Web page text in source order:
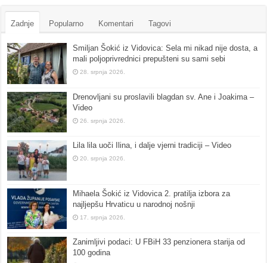
Zadnje Popularno Komentari Tagovi
Smiljan Šokić iz Vidovica: Sela mi nikad nije dosta, a
mali poljoprivrednici prepušteni su sami sebi
28. srpnja 2026.
Drenovljani su proslavili blagdan sv. Ane i Joakima –
Video
26. srpnja 2026.
Lila lila uoči Ilina, i dalje vjerni tradiciji – Video
20. srpnja 2026.
Mihaela Šokić iz Vidovica 2. pratilja izbora za
najljepšu Hrvaticu u narodnoj nošnji
17. srpnja 2026.
Zanimljivi podaci: U FBiH 33 penzionera starija od
100 godina